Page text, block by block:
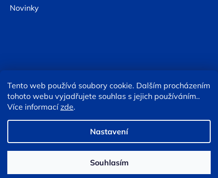
Tento web používá soubory cookie. Dalším procházením
tohoto webu vyjadřujete souhlas s jejich používáním..
Více informacízde.
Nastavení
Souhlasím
Novinky
Online platby:
Upravit nastavení cookies